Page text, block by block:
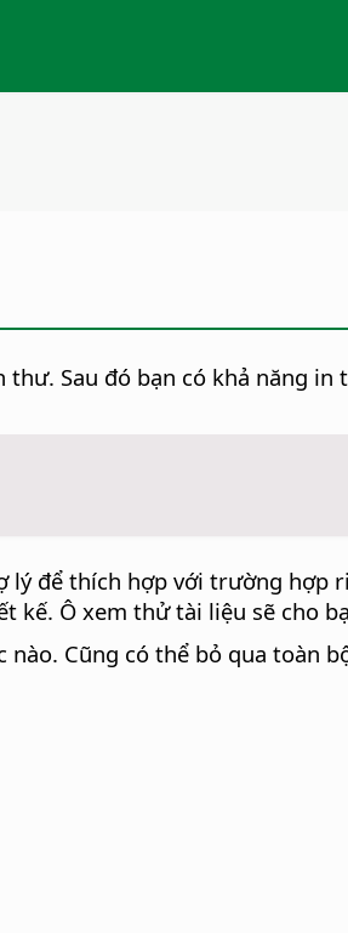
Sau đó bạn có khả năng
để thích hợp với trường hợp
Ô xem thử tài liệu sẽ cho
Cũng có thể bỏ qua toàn